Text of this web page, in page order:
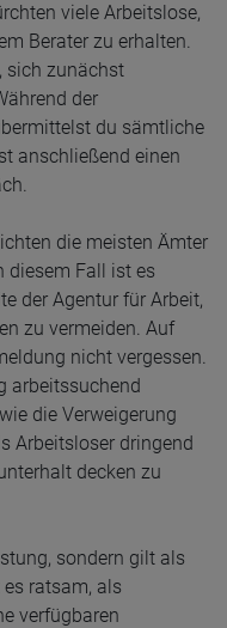
viele Arbeitslose,
Berater zu erhalten.
sich zunächst
der
du sämtliche
anschließend einen
die meisten Ämter
diesem Fall ist es
der Agentur für Arbeit,
zu vermeiden. Auf
nicht vergessen.
arbeitssuchend
die Verweigerung
Arbeitsloser dringend
decken zu
sondern gilt als
ratsam, als
verfügbaren